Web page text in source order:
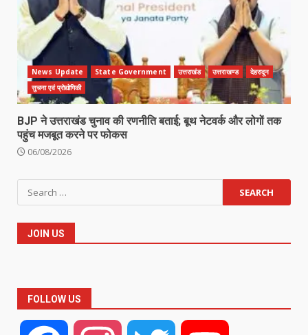
News Update State Government उत्तराखंड उत्तराखण्ड
देहरादून
सुचना एवं प्रोद्योगिकी
BJP ने उत्तराखंड चुनाव की रणनीति बताई; बूथ नेटवर्क और लोगों तक
पहुंच मजबूत करने पर फोकस
06/08/2026
Search
for:
JOIN US
FOLLOW US